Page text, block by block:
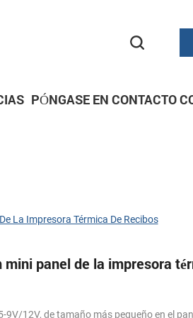
PÓNGASE EN CONTACTO
La Impresora Térmica De Recibos
mini panel de la impresora
9V/12V, de tamaño más pequeño en el